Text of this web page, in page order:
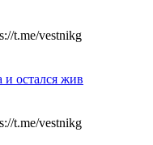
t.me/vestnikg
и остался жив
t.me/vestnikg